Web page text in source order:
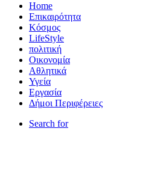
Home
Επικαιρότητα
Κόσμος
LifeStyle
πολιτική
Οικονομία
Αθλητικά
Υγεία
Εργασία
Δήμοι Περιφέρειες
Search for